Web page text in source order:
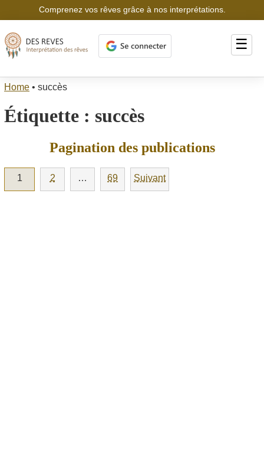
Comprenez vos rêves grâce à nos interprétations.
☰
Home • succès
Étiquette : succès
Pagination des publications
1 2 … 69 Suivant